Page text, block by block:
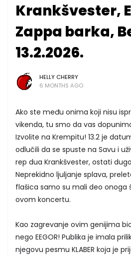
Krankšvester,
Zappa barka,
13.2.2026.
HELLY CHERRY
6 MONTHS AGO
Ako ste među onima koji nisu
vikenda, tu smo da vas
Izvolite na Krempitu! 13.2 je
odlučili da se spuste na Savu i
rep dua Krankšvester, ostati
Neprekidno ljuljanje splava,
flašica samo su mali deo onoga
ovom koncertu.
Kao zagrevanje ovim genijima
nego EEGOR! Publika je imala
njegovu pesmu KLABER koja je